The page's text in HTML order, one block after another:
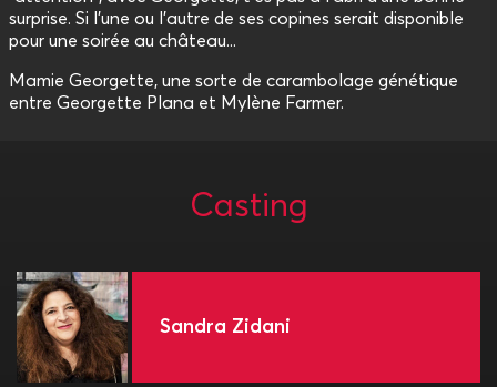
surprise. Si l’une ou l’autre de ses copines serait disponible
pour une soirée au château...
Mamie Georgette, une sorte de carambolage génétique
entre Georgette Plana et Mylène Farmer.
Casting
Sandra Zidani